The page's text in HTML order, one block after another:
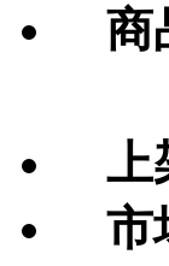
商
上
市